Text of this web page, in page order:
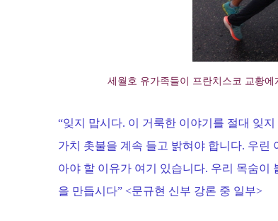
세월호 유가족들이 프란치스코 교황
“잊지 맙시다. 이 거룩한 이야기를 절대 잊
가치 촛불을 계속 들고 밝혀야 합니다. 우린
아야 할 이유가 여기 있습니다. 우리 목숨이
을 만듭시다” <문규현 신부 강론 중 일부>